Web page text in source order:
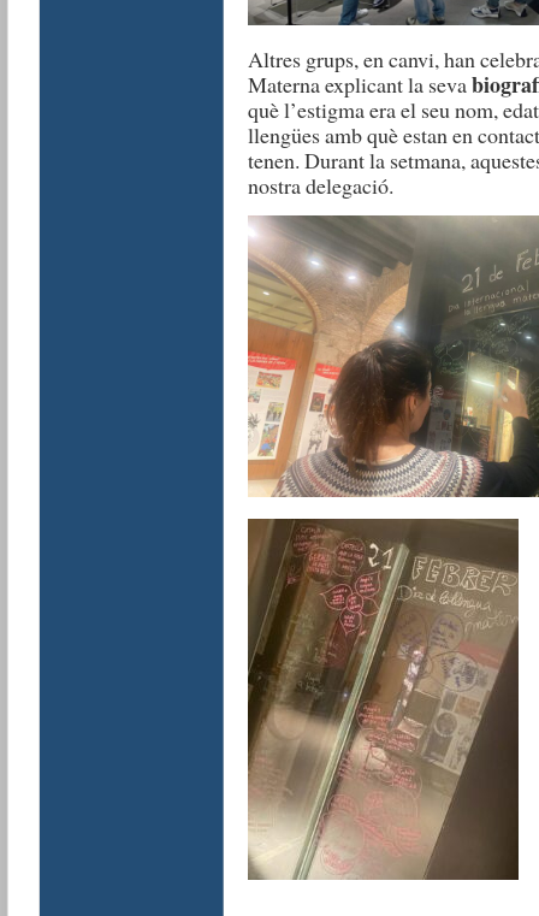
Altres grups, en canvi, han
Materna explicant la seva
què l’estigma era el seu nom,
llengües amb què estan en
tenen. Durant la setmana,
nostra delegació.